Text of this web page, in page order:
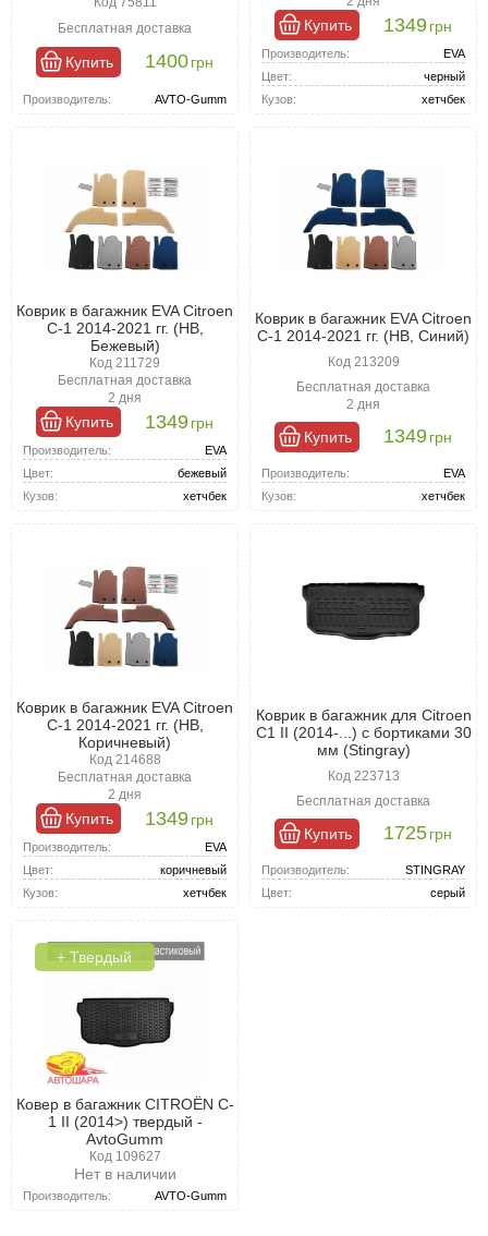
Бесплатная доставка
Купить 1400грн
Производитель: AVTO-Gumm
Купить 1349грн
Производитель:
EVA
Цвет:
черный
Кузов:
хетчбек
Коврик в багажник EVA Citroen
C-1 2014-2021 гг. (HB,
Бежевый)
Код 211729
Бесплатная доставка
2 дня
Купить 1349грн
Производитель:
EVA
Цвет:
бежевый
Кузов:
хетчбек
Коврик в багажник EVA Citroen
C-1 2014-2021 гг. (HB, Синий)
Код 213209
Бесплатная доставка
2 дня
Купить 1349грн
Производитель:
EVA
Кузов:
хетчбек
Коврик в багажник EVA Citroen
C-1 2014-2021 гг. (HB,
Коричневый)
Код 214688
Бесплатная доставка
2 дня
Купить 1349грн
Производитель:
EVA
Цвет:
коричневый
Кузов:
хетчбек
Коврик в багажник для Citroen
C1 II (2014-...) с бортиками 30
мм (Stingray)
Код 223713
Бесплатная доставка
Купить 1725грн
Производитель:
STINGRAY
Цвет:
серый
+ Твердый
Ковер в багажник CITROЁN C-
1 II (2014>) твердый -
AvtoGumm
Код 109627
Нет в наличии
Производитель: AVTO-Gumm